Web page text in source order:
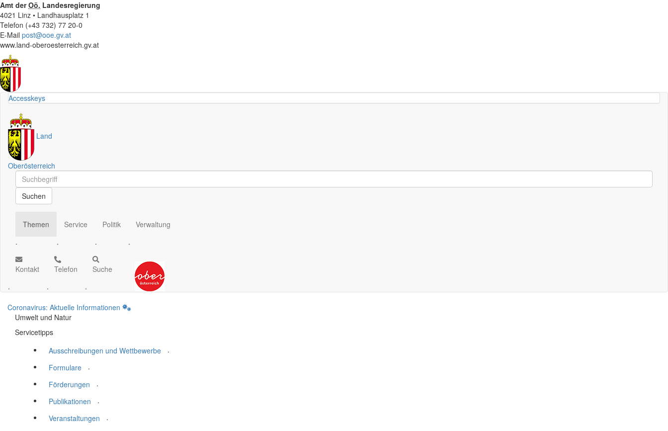
Amt derOö. Landesregierung
4021 Linz • Landhausplatz 1
Telefon (+43 732) 77 20-0
E-Mail post@ooe.gv.at
www.land-oberoesterreich.gv.at
Accesskeys
Land
Oberösterreich
Schnellsuche
Schnellsuche
Suchen
Themen
.
Service
.
Politik
.
Verwaltung
.
Kontakt
.
Telefon
.
Suche
.
Coronavirus: Aktuelle Informationen
Umwelt und Natur
Servicetipps
Ausschreibungen und Wettbewerbe
.
Formulare
.
Förderungen
.
Publikationen
.
Veranstaltungen
.